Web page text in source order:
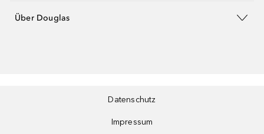
Über Douglas
Datenschutz
Impressum